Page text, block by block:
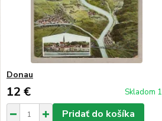
Donau
12 € Skladom 1
Pridať do košíka